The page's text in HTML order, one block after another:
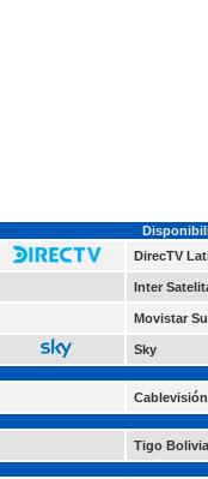
DirecTV
Inter
Movistar
Sky
Tigo Bolivia